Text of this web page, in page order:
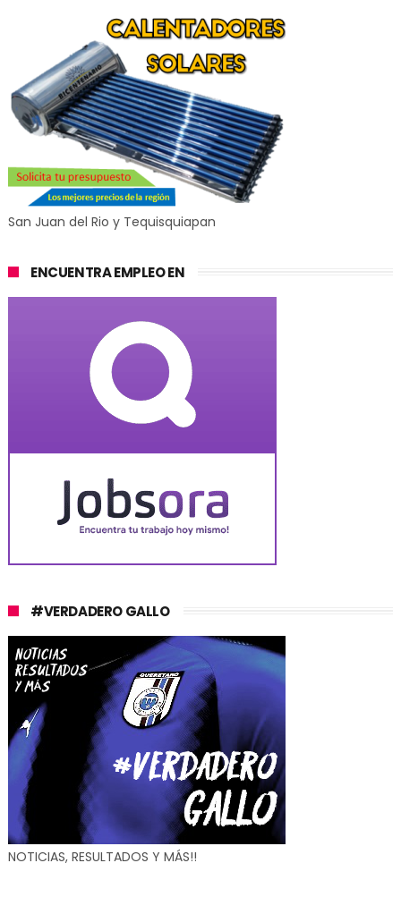
San Juan del Rio y Tequisquiapan
ENCUENTRA EMPLEO EN
#VERDADERO GALLO
NOTICIAS, RESULTADOS Y MÁS!!